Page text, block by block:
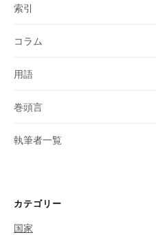
索引
コラム
用語
巻頭言
執筆者一覧
カテゴリー
国家